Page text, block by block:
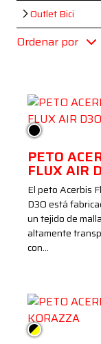
Outlet Bici
Ordenar por
Negro
PETO
FLUX AIR
El peto Acerbis
D3O está
un tejido de malla
altamente
con…
Negro/Amarillo